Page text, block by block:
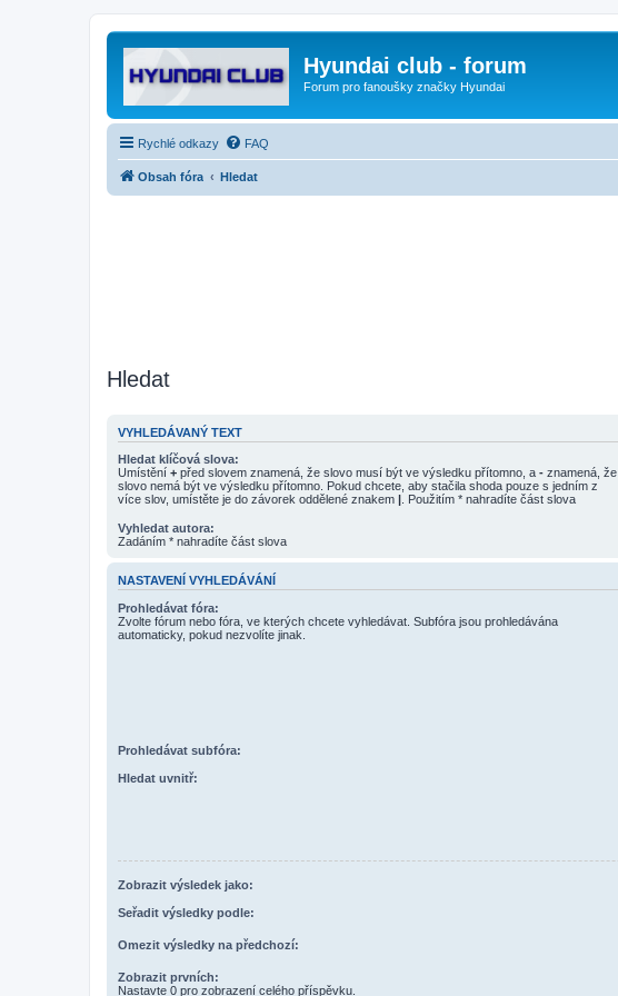
Hyundai club - forum
Forum pro fanoušky značky Hyundai
Rychlé odkazy FAQ
Obsah fóra Hledat
Hledat
VYHLEDÁVANÝ TEXT
Hledat klíčová slova:
Umístění + před slovem znamená, že slovo musí být ve výsledku přítomno, a - znamená, že
slovo nemá být ve výsledku přítomno. Pokud chcete, aby stačila shoda pouze s jedním z
více slov, umístěte je do závorek oddělené znakem | . Použitím * nahradíte část slova
Vyhledat autora:
Zadáním * nahradíte část slova
NASTAVENÍ VYHLEDÁVÁNÍ
Prohledávat fóra:
Zvolte fórum nebo fóra, ve kterých chcete vyhledávat. Subfóra jsou prohledávána
automaticky, pokud nezvolíte jinak.
Prohledávat subfóra:
Hledat uvnitř:
Zobrazit výsledek jako:
Seřadit výsledky podle:
Omezit výsledky na předchozí:
Zobrazit prvních:
Nastavte 0 pro zobrazení celého příspěvku.